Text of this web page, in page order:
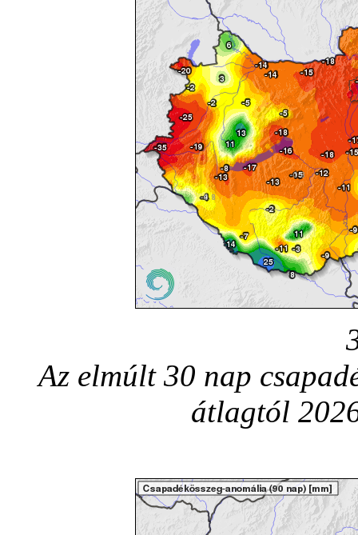
Az elmúlt 30 nap
átlagtól